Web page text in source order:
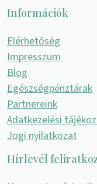
Információk
Elérhetőség
Impresszum
Blog
Egészségpénztárak
Partnereink
Adatkezelési
Jogi nyilatkozat
Hírlevél